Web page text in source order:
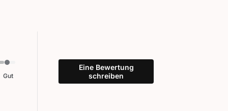
Gut
Eine Bewertung
schreiben